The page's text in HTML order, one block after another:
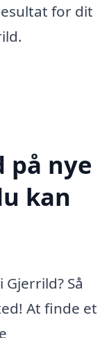
for dit
på nye
kan
Så
At finde et